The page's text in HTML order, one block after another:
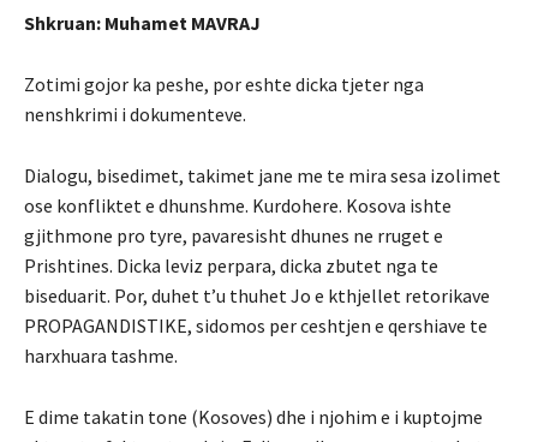
Shkruan: Muhamet MAVRAJ
Zotimi gojor ka peshe, por eshte dicka tjeter nga
nenshkrimi i dokumenteve.
Dialogu, bisedimet, takimet jane me te mira sesa izolimet
ose konfliktet e dhunshme. Kurdohere. Kosova ishte
gjithmone pro tyre, pavaresisht dhunes ne rruget e
Prishtines. Dicka leviz perpara, dicka zbutet nga te
biseduarit. Por, duhet t’u thuhet Jo e kthjellet retorikave
PROPAGANDISTIKE, sidomos per ceshtjen e qershiave te
harxhuara tashme.
E dime takatin tone (Kosoves) dhe i njohim e i kuptojme